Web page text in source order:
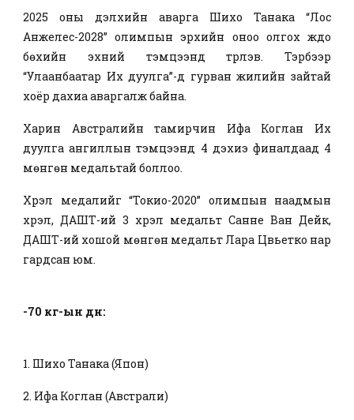
2025 оны дэлхийн аварга Шихо Танака “Лос
Анжелес-2028” олимпын эрхийн оноо олгох жүдо
бөхийн эхний тэмцээнд түрүүлэв. Тэрбээр
“Улаанбаатар Их дуулга”-д гурван жилийн зайтай
хоёр дахиа аваргалж байна.
Харин Австралийн тамирчин Ифа Коглан Их
дуулга ангиллын тэмцээнд 4 дэхиэ финалдаад 4
мөнгөн медальтай боллоо.
Хүрэл медалийг “Токио-2020” олимпын наадмын
хүрэл, ДАШТ-ий 3 хүрэл медальт Санне Ван Дейк,
ДАШТ-ий хошой мөнгөн медальт Лара Цвьетко нар
гардсан юм.
-70 кг-ын дүн:
1. Шихо Танака (Япон)
2. Ифа Коглан (Австрали)